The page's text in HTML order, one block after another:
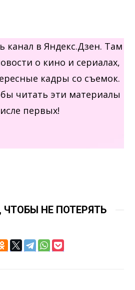
канал в Яндекс.Дзен. Там
о кино и сериалах,
кадры со съемок.
читать эти материалы
первых!
ЧТОБЫ НЕ ПОТЕРЯТЬ